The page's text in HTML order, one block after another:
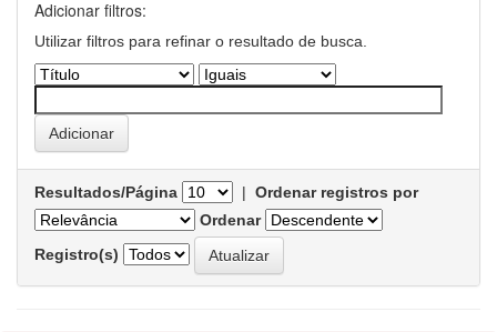
Adicionar filtros:
Utilizar filtros para refinar o resultado de busca.
Resultados/Página | Ordenar registros por
Ordenar
Registro(s)